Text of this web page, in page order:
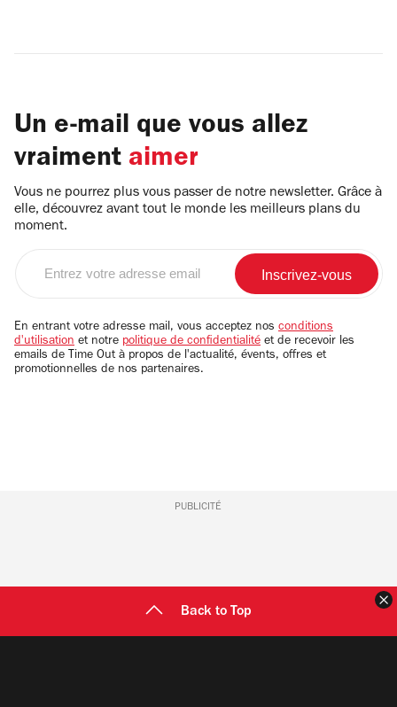
Un e-mail que vous allez
vraiment aimer
Vous ne pourrez plus vous passer de notre newsletter. Grâce à
elle, découvrez avant tout le monde les meilleurs plans du
moment.
email
En entrant votre adresse mail, vous acceptez nos conditions
d'utilisation et notre politique de confidentialité et de recevoir les
emails de Time Out à propos de l'actualité, évents, offres et
promotionnelles de nos partenaires.
PUBLICITÉ
Back to Top